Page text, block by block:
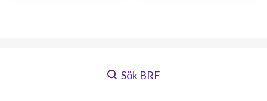
Sök BRF